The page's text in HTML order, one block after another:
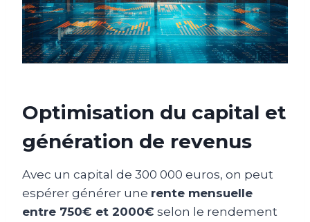
Optimisation du capital et
génération de revenus
Avec un capital de 300 000 euros, on peut
espérer générer une rente mensuelle
entre 750€ et 2000€ selon le rendement